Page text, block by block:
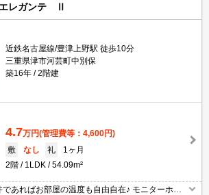
レガンテ Ⅱ
近鉄名古屋線/豊津上野駅 徒歩10分
三重県津市河芸町中別保
築16年
2階建
4.7万円(管理費等：4,600円)
敷
なし 礼
1ヶ月
2階
1LDK 54.09m²
あればお部屋の温度も自由自在♪ モニターホン